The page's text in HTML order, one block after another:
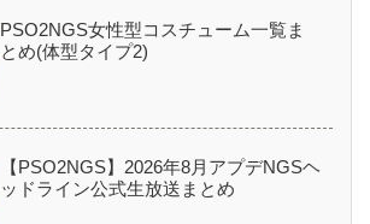
PSO2NGS女性型コスチューム一覧ま
とめ(体型タイプ2)
【PSO2NGS】2026年8月アプデNGSヘ
ッドライン公式生放送まとめ